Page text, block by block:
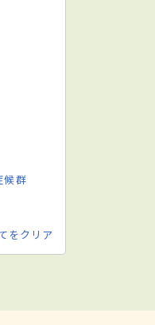
候群
をクリア